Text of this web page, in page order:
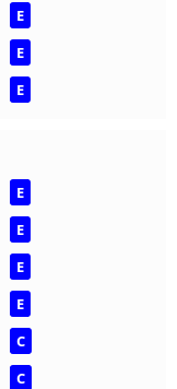
E
E
E
E
E
E
E
C
C